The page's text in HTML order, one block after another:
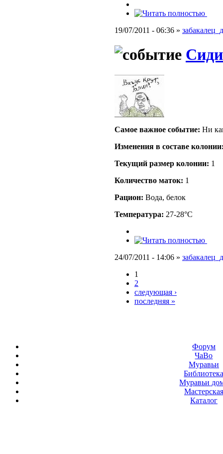
19/07/2011 - 06:36 »
Самое важное событие: Ни
Изменения в составе
Текущий размер кoлонии: 1
Количество маток: 1
Рацион: Вода, белок
Температура: 27-28°C
24/07/2011 - 14:06 »
1
2
следующая ›
последняя »
Форум
ЧаВо
Муравьи
Муравьи
Мастерская
Каталог